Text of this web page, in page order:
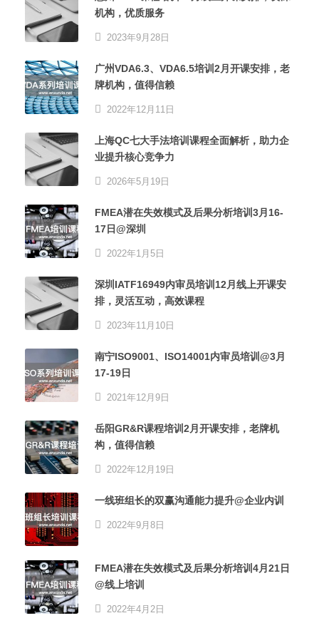
机构，优质服务
2023年9月28日
广州VDA6.3、VDA6.5培训2月开课安排，老
牌机构，值得信赖
2022年12月11日
上海QC七大手法培训课程全面解析，助力企
业提升核心竞争力
2026年5月19日
FMEA潜在失效模式及后果分析培训3月16-
17日@深圳
2022年1月5日
深圳IATF16949内审员培训12月线上开课安
排，灵活互动，高效课程
2023年11月10日
南宁ISO9001、ISO14001内审员培训@3月
17-19日
2021年12月9日
岳阳GR&R课程培训2月开课安排，老牌机
构，值得信赖
2022年12月19日
一线班组长的双赢沟通能力提升@企业内训
2022年9月8日
FMEA潜在失效模式及后果分析培训4月21日
@线上培训
2022年4月2日